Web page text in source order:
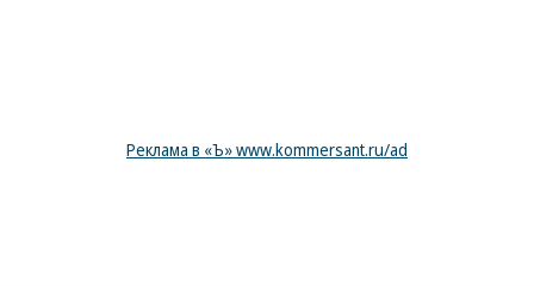
Реклама в «Ъ» www.kommersant.ru/ad